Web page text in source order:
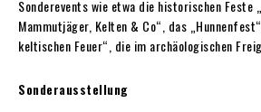
Sonderevents wie etwa die historischen Feste
Mammutjäger, Kelten & Co“, das
keltischen Feuer“, die im archäologischen
Sonderausstellung